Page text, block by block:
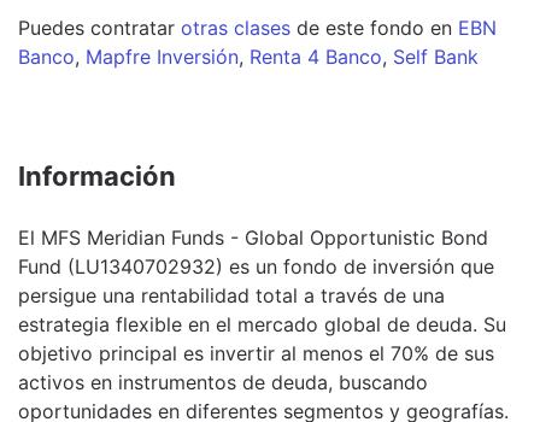
Puedes contratar otras clases de este fondo en EBN
Banco, Mapfre Inversión, Renta 4 Banco, Self Bank
Información
El MFS Meridian Funds - Global Opportunistic Bond
Fund (LU1340702932) es un fondo de inversión que
persigue una rentabilidad total a través de una
estrategia flexible en el mercado global de deuda. Su
objetivo principal es invertir al menos el 70% de sus
activos en instrumentos de deuda, buscando
oportunidades en diferentes segmentos y geografías.